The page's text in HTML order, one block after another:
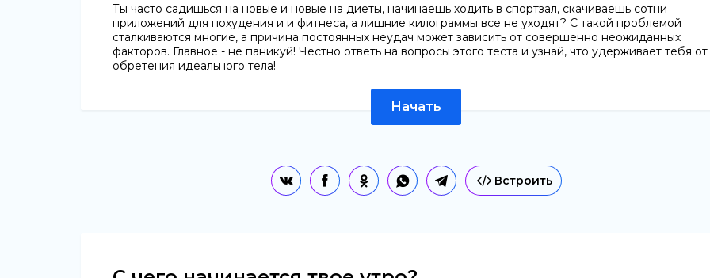
Ты часто садишься на новые и новые на диеты, начинаешь ходить в спортзал, скачиваешь сотни
приложений для похудения и и фитнеса, а лишние килограммы все не уходят? С такой проблемой
сталкиваются многие, а причина постоянных неудач может зависить от совершенно неожиданных
факторов. Главное - не паникуй! Честно ответь на вопросы этого теста и узнай, что удерживает тебя от
обретения идеального тела!
Начать
Встроить